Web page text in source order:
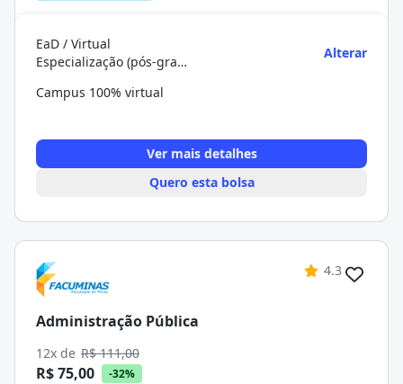
EaD / Virtual
Especialização (pós-graduação)
Alterar
Campus 100% virtual
Ver mais detalhes
Quero esta bolsa
4.3
Administração Pública
12x de R$ 111,00
R$ 75,00 -32%